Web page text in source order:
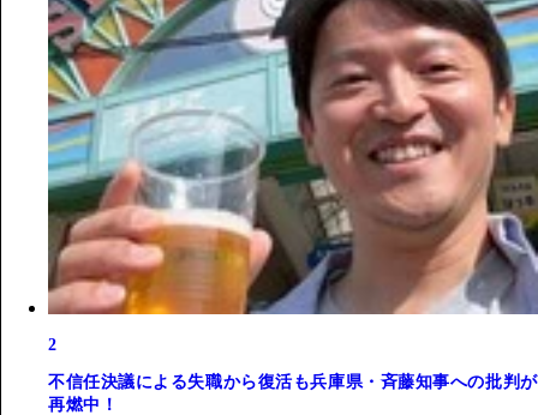
2
不信任決議による失職から復活も兵庫県・斉藤知事への批判が
再燃中！